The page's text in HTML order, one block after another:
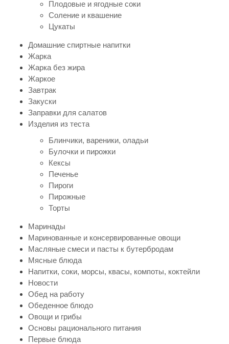
Плодовые и ягодные соки
Соление и квашение
Цукаты
Домашние спиртные напитки
Жарка
Жарка без жира
Жаркое
Завтрак
Закуски
Заправки для салатов
Изделия из теста
Блинчики, вареники, оладьи
Булочки и пирожки
Кексы
Печенье
Пироги
Пирожные
Торты
Маринады
Маринованные и консервированные овощи
Масляные смеси и пасты к бутербродам
Мясные блюда
Напитки, соки, морсы, квасы, компоты, коктейли
Новости
Обед на работу
Обеденное блюдо
Овощи и грибы
Основы рационального питания
Первые блюда